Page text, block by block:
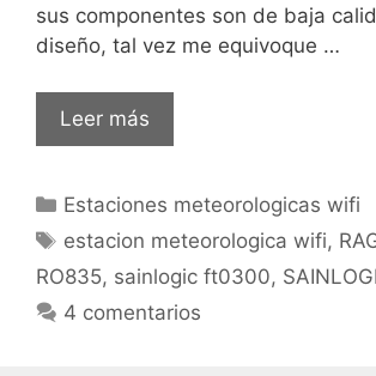
sus componentes son de baja
diseño, tal vez me equivoque …
Leer más
FT0300
Categorías
Estaciones meteorologicas wifi
Etiquetas
estacion meteorologica wifi,
RO835, sainlogic ft0300,
4 comentarios